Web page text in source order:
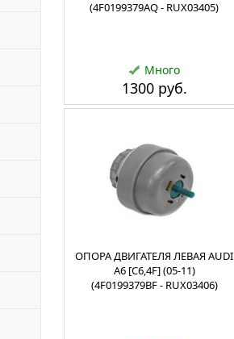
(4F0199379AQ - RUX03405)
Много
1300 руб.
ОПОРА ДВИГАТЕЛЯ ЛЕВАЯ AUDI
A6 [C6,4F] (05-11)
(4F0199379BF - RUX03406)